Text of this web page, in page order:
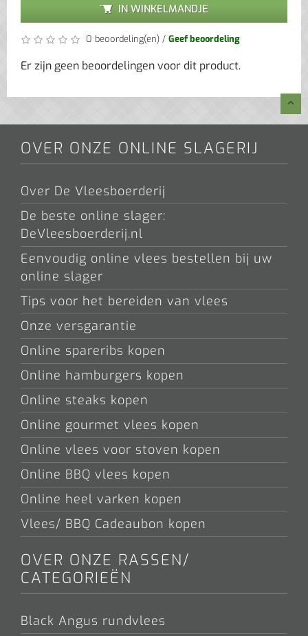
IN WINKELMANDJE
0 beoordeling(en) / Geef beoordeling
Er zijn geen beoordelingen voor dit product.
OVER ONZE ONLINE SLAGERIJ
Over De Vleesboerderij
De beste online slager:
DeVleesboerderij.nl
Eenvoudig online vlees bestellen bij uw
online slager
Tips voor het bereiden van vlees
Onze versgarantie
Online spareribs kopen
Online hamburgers kopen
Online steaks kopen
Online gourmet vlees kopen
Online vlees voor stoven kopen
Online BBQ vlees kopen
Online heel varken kopen
Vlees/ BBQ Cadeaubon kopen
OVER ONZE RASSEN/
CATEGORIEËN
Black Angus rundvlees